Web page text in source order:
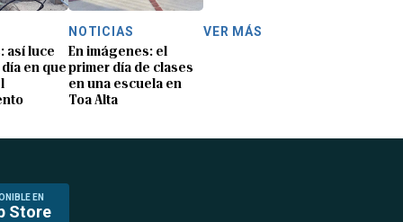
así luce
en que
NOTICIAS
En imágenes: el
primer día de clases
en una escuela en
Toa Alta
VER MÁS
EN
Store